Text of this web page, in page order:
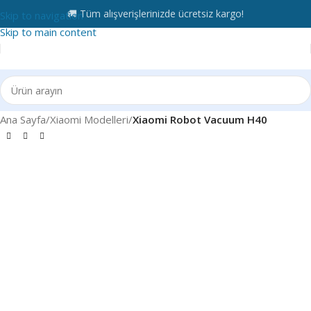
Skip to navigation
Skip to main content
🚚 Tüm alışverişlerinizde ücretsiz kargo!
Ana Sayfa Xiaomi Modelleri Xiaomi Robot Vacuum H40